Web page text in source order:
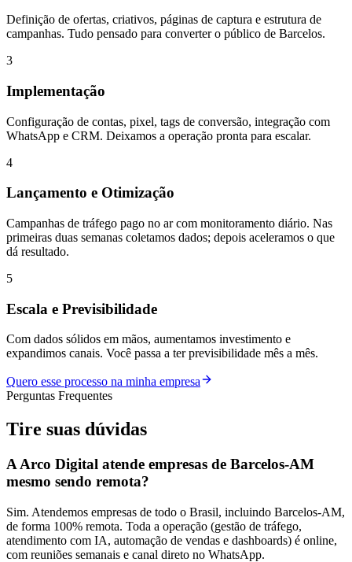
Definição de ofertas, criativos, páginas de captura e estrutura de
campanhas. Tudo pensado para converter o público de Barcelos.
3
Implementação
Configuração de contas, pixel, tags de conversão, integração com
WhatsApp e CRM. Deixamos a operação pronta para escalar.
4
Lançamento e Otimização
Campanhas de tráfego pago no ar com monitoramento diário. Nas
primeiras duas semanas coletamos dados; depois aceleramos o que
dá resultado.
5
Escala e Previsibilidade
Com dados sólidos em mãos, aumentamos investimento e
expandimos canais. Você passa a ter previsibilidade mês a mês.
Quero esse processo na minha empresa
Perguntas Frequentes
Tire suas dúvidas
A Arco Digital atende empresas de Barcelos-AM
mesmo sendo remota?
Sim. Atendemos empresas de todo o Brasil, incluindo Barcelos-AM,
de forma 100% remota. Toda a operação (gestão de tráfego,
atendimento com IA, automação de vendas e dashboards) é online,
com reuniões semanais e canal direto no WhatsApp.